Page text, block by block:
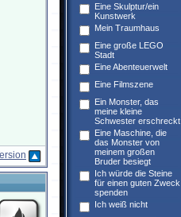
Eine Skulptur/ein
Kunstwerk
Mein Traumhaus
Eine große LEGO
Stadt
Eine Abenteuerwelt
Eine Filmszene
Ein Monster, das
meine kleine
Schwester erschreckt
Eine Maschine, die
das Monster von
meinem großen
Bruder besiegt
Ich würde die Steine
für einen guten Zweck
spenden
Ich weiß nicht